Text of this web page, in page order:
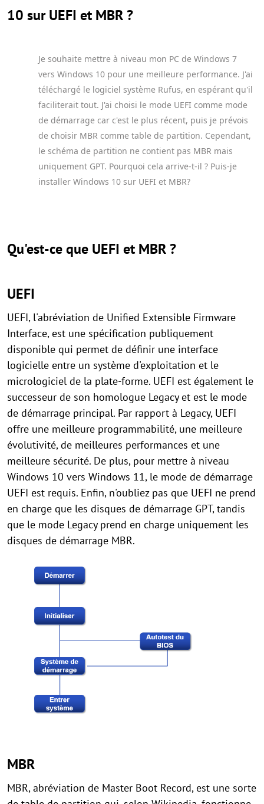
10 sur UEFI et MBR ?
Je souhaite mettre à niveau mon PC de Windows 7
vers Windows 10 pour une meilleure performance. J'ai
téléchargé le logiciel système Rufus, en espérant qu'il
faciliterait tout. J'ai choisi le mode UEFI comme mode
de démarrage car c'est le plus récent, puis je prévois
de choisir MBR comme table de partition. Cependant,
le schéma de partition ne contient pas MBR mais
uniquement GPT. Pourquoi cela arrive-t-il ? Puis-je
installer Windows 10 sur UEFI et MBR?
Qu'est-ce que UEFI et MBR ?
UEFI
UEFI, l'abréviation de Unified Extensible Firmware
Interface, est une spécification publiquement
disponible qui permet de définir une interface
logicielle entre un système d'exploitation et le
micrologiciel de la plate-forme. UEFI est également le
successeur de son homologue Legacy et est le mode
de démarrage principal. Par rapport à Legacy, UEFI
offre une meilleure programmabilité, une meilleure
évolutivité, de meilleures performances et une
meilleure sécurité. De plus, pour mettre à niveau
Windows 10 vers Windows 11, le mode de démarrage
UEFI est requis. Enfin, n'oubliez pas que UEFI ne prend
en charge que les disques de démarrage GPT, tandis
que le mode Legacy prend en charge uniquement les
disques de démarrage MBR.
MBR
MBR, abréviation de Master Boot Record, est une sorte